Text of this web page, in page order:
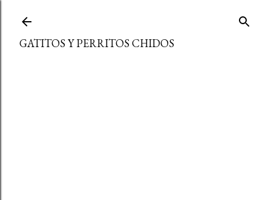
GATITOS Y PERRITOS CHIDOS